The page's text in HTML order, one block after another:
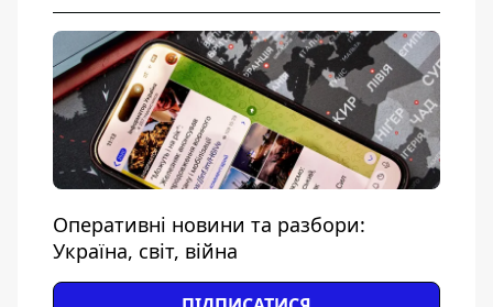
Оперативні новини та разбори:
Україна, світ, війна